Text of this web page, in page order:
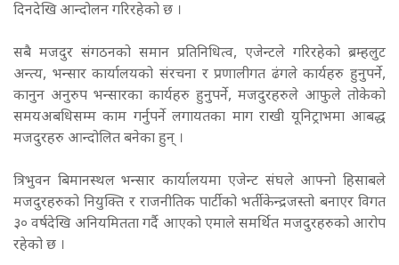
दिनदेखि आन्दोलन गरिरहेको छ ।
सबै मजदुर संगठनको समान प्रतिनिधित्व, एजेन्टले गरिरहेको ब्रम्हलुट
अन्त्य, भन्सार कार्यालयको संरचना र प्रणालीगत ढंगले कार्यहरु हुनुपर्ने,
कानुन अनुरुप भन्सारका कार्यहरु हुनुपर्ने, मजदुरहरुले आफुले तोकेको
समयअबधिसम्म काम गर्नुपर्ने लगायतका माग राखी यूनिट्राभमा आबद्ध
मजदुरहरु आन्दोलित बनेका हुन् ।
त्रिभुवन बिमानस्थल भन्सार कार्यालयमा एजेन्ट संघले आफ्नो हिसाबले
मजदुरहरुको नियुक्ति र राजनीतिक पार्टीको भर्तीकेन्द्रजस्तो बनाएर विगत
३० वर्षदेखि अनियमितता गर्दै आएको एमाले समर्थित मजदुरहरुको आरोप
रहेको छ ।